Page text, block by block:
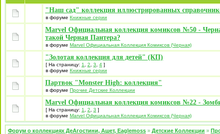
"Наш сад" коллекция иллюстрированных
в форуме Книжные серии
Marvel Официальная коллекция комиксов №50 -
такой Черная Пантера?
в форуме Marvel Официальная Коллекция Комиксов (Черная)
"Золотая коллекция для детей" (КП)
[ На страницу: 1 2 3 4 ]
в форуме Книжные серии
Партвок "Monster High: коллекция"
в форуме Прочие Детские Коллекции
Marvel Официальная коллекция комиксов №22 -
[ На страницу: 1 2 3 ]
в форуме Marvel Официальная Коллекция Комиксов (Черная)
Форум о коллекциях ДеАгостини, Ашет, Eaglemoss » Детские Коллекции »